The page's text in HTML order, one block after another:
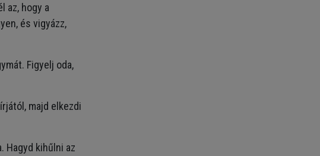
az, hogy a
és vigyázz,
Figyelj oda,
majd elkezdi
Hagyd kihűlni az